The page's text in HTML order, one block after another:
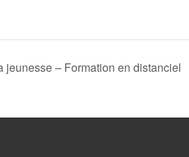
jeunesse – Formation en distanciel